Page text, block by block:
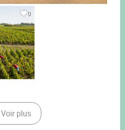
0
Voir plus